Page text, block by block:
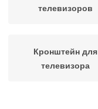
телевизоров
Кронштейн для
телевизора